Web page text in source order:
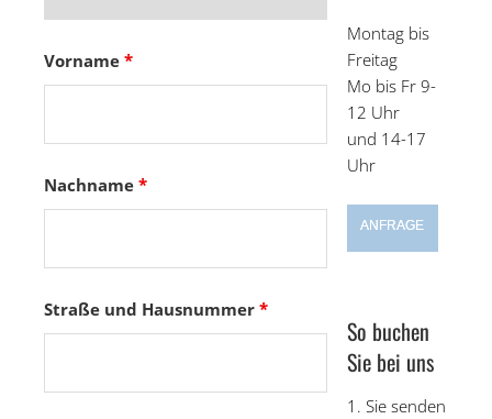
Vorname *
Nachname *
Straße und Hausnummer *
Montag bis
Freitag
Mo bis Fr 9-
12 Uhr
und 14-17
Uhr
ANFRAGE
So buchen
Sie bei uns
1. Sie senden